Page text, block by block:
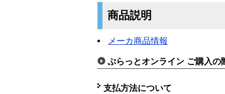
商品説明
メーカ商品情報
ぷらっとオンライン ご購入の
支払方法について